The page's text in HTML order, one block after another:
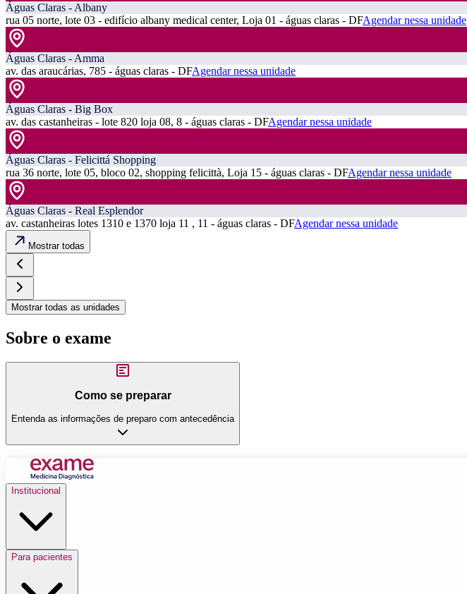
Águas Claras - Albany
rua 05 norte, lote 03 - edifício albany medical center, Loja 01 - águas claras - DFAgendar nessa unidade
Águas Claras - Amma
av. das araucárias, 785 - águas claras - DFAgendar nessa unidade
Águas Claras - Big Box
av. das castanheiras - lote 820 loja 08, 8 - águas claras - DFAgendar nessa unidade
Águas Claras - Felicittá Shopping
rua 36 norte, lote 05, bloco 02, shopping felicittà, Loja 15 - águas claras - DFAgendar nessa unidade
Águas Claras - Real Esplendor
av. castanheiras lotes 1310 e 1370 loja 11 , 11 - águas claras - DFAgendar nessa unidade
Mostrar todas
Mostrar todas as unidades
Sobre o exame
Como se preparar
Entenda as informações de preparo com antecedência
Institucional
Para pacientes